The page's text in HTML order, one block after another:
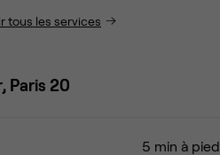
tous les services
Paris 20
5 min à pied